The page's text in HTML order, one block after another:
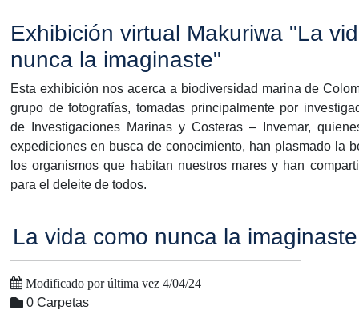
Exhibición virtual Makuriwa "La
nunca la imaginaste"
Esta exhibición nos acerca a biodiversidad marina de
grupo de fotografías, tomadas principalmente por
de Investigaciones Marinas y Costeras – Invemar,
expediciones en busca de conocimiento, han plasmado la
los organismos que habitan nuestros mares y han
para el deleite de todos.
La vida como nunca la imaginaste
Modificado por última vez 4/04/24
0 Carpetas